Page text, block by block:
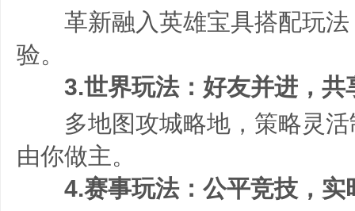
革新融入英雄宝具搭配玩法
验。
3.世界玩法：好友并进，共
多地图攻城略地，策略灵活
由你做主。
4.赛事玩法：公平竞技，实